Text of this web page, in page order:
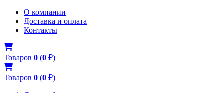
О компании
Доставка и оплата
Контакты
Товаров 0 (0 ₽)
Товаров 0 (0 ₽)